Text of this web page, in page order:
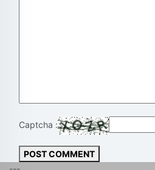
Captcha :
POST COMMENT